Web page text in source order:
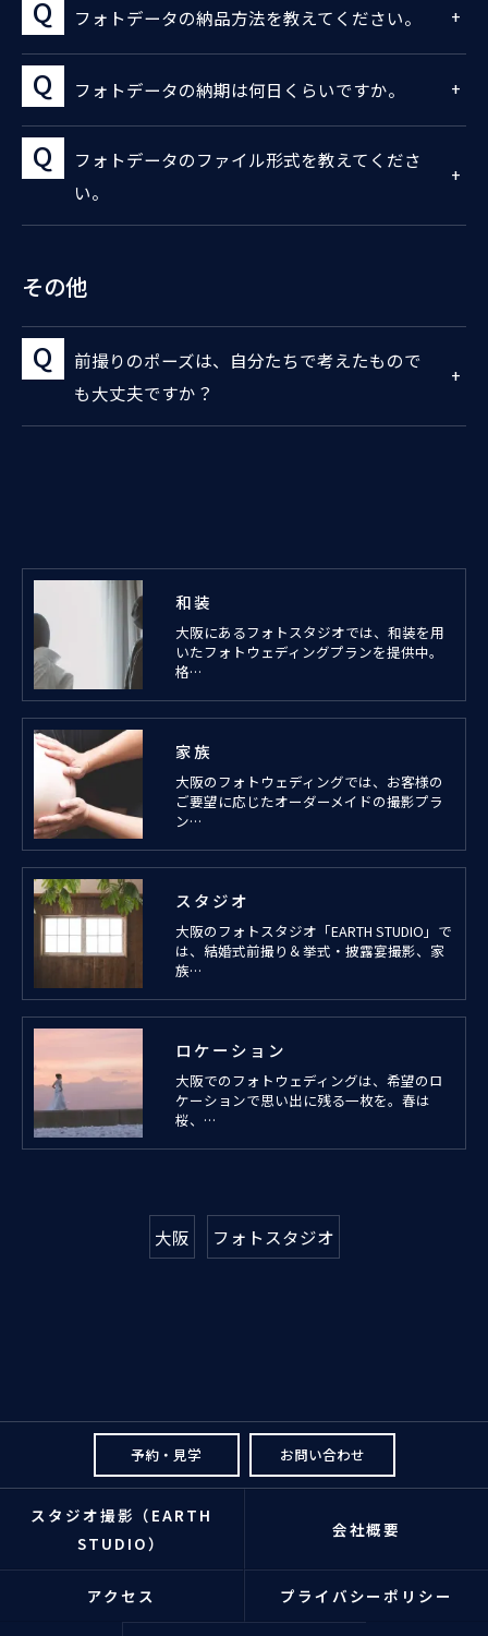
フォトデータの納品方法を教えてください。
フォトデータの納期は何日くらいですか。
フォトデータのファイル形式を教えてくださ
い。
その他
前撮りのポーズは、自分たちで考えたもので
も大丈夫ですか？
和装
大阪にあるフォトスタジオでは、和装を用
いたフォトウェディングプランを提供中。
格…
家族
大阪のフォトウェディングでは、お客様の
ご要望に応じたオーダーメイドの撮影プラ
ン…
スタジオ
大阪のフォトスタジオ「EARTH STUDIO」で
は、結婚式前撮り＆挙式・披露宴撮影、家
族…
ロケーション
大阪でのフォトウェディングは、希望のロ
ケーションで思い出に残る一枚を。春は
桜、…
大阪 フォトスタジオ
予約・見学 お問い合わせ
スタジオ撮影（EARTH
STUDIO）
会社概要
アクセス プライバシーポリシー